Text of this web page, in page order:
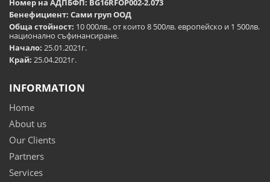
Номер на АДПБФП: BG16RFOP002-2.073
Бенефициент: Сами груп ООД
Обща стойност: 10 000лв., от които 8 500лв. европейско и 1 500лв.
национално съфинансиране.
Начало: 25.01.2021г.
Край: 25.04.2021г.
INFORMATION
Home
About us
Our Clients
Partners
Services